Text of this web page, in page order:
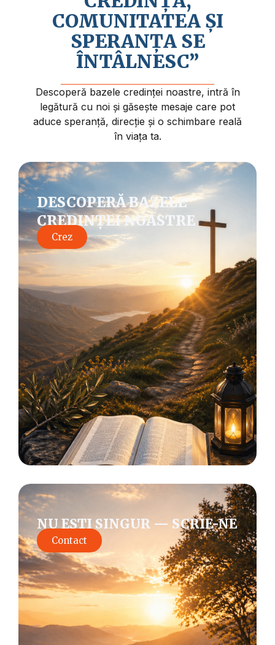
COMUNITATEA ȘI
SPERANȚA SE
ÎNTÂLNESC”
Descoperă bazele credinței noastre, intră în
legătură cu noi și găsește mesaje care pot
aduce speranță, direcție și o schimbare reală
în viața ta.
DESCOPERĂ BAZELE
CREDINȚEI NOASTRE
Crez
NU EȘTI SINGUR — SCRIE-NE
Contact